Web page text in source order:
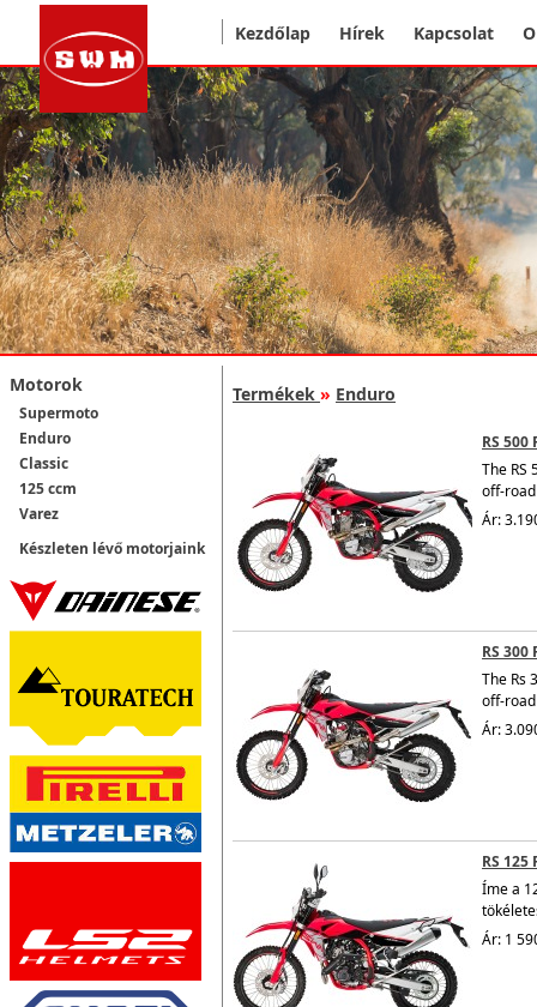
Kezdőlap Hírek Kapcsolat
Motorok
Supermoto
Enduro
Classic
125 ccm
Varez
Készleten lévő motorjaink
Termékek » Enduro
RS 500
The RS
off-
Ár:
RS 300
The Rs
off-
Ár:
RS 125
Íme a
Ár: 1